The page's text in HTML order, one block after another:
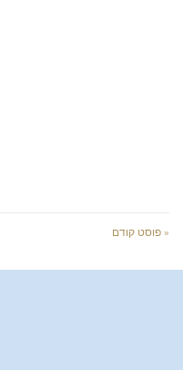
« פוסט קודם